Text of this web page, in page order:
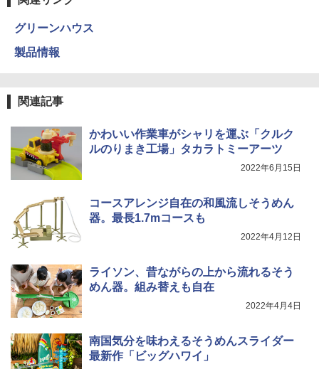
グリーンハウス
製品情報
関連記事
かわいい作業車がシャリを運ぶ「クルク
ルのりまき工場」タカラトミーアーツ
2022年6月15日
コースアレンジ自在の和風流しそうめん
器。最長1.7mコースも
2022年4月12日
ライソン、昔ながらの上から流れるそう
めん器。組み替えも自在
2022年4月4日
南国気分を味わえるそうめんスライダー
最新作「ビッグハワイ」